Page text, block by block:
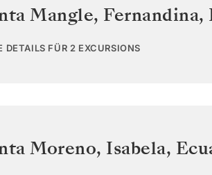
Mangle, Fernandina,
DETAILS FÜR 2 EXCURSIONS
Moreno, Isabela,